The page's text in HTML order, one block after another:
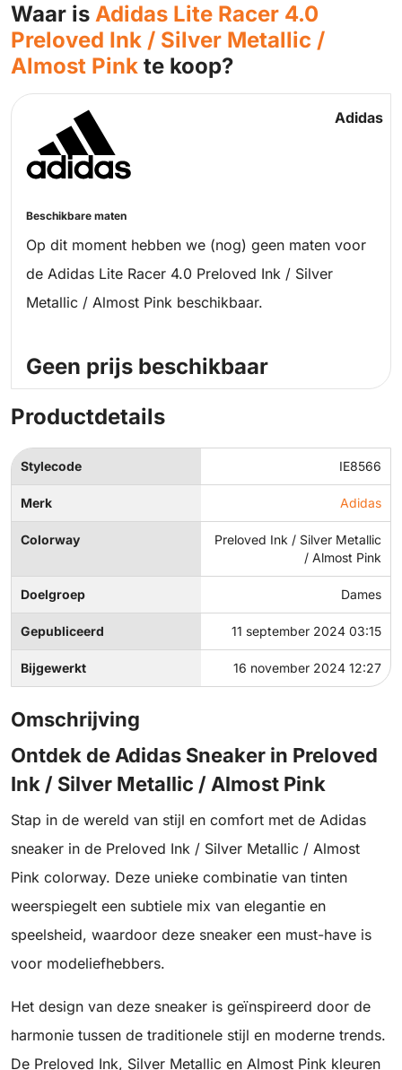
Waar is Adidas Lite Racer 4.0
Preloved Ink / Silver Metallic /
Almost Pink te koop?
Adidas
Beschikbare maten
Op dit moment hebben we (nog) geen maten voor
de Adidas Lite Racer 4.0 Preloved Ink / Silver
Metallic / Almost Pink beschikbaar.
Geen prijs beschikbaar
Productdetails
Stylecode IE8566
Merk Adidas
Colorway
Preloved Ink / Silver Metallic
/ Almost Pink
Doelgroep Dames
Gepubliceerd 11 september 2024 03:15
Bijgewerkt 16 november 2024 12:27
Omschrijving
Ontdek de Adidas Sneaker in Preloved
Ink / Silver Metallic / Almost Pink
Stap in de wereld van stijl en comfort met de Adidas
sneaker in de Preloved Ink / Silver Metallic / Almost
Pink colorway. Deze unieke combinatie van tinten
weerspiegelt een subtiele mix van elegantie en
speelsheid, waardoor deze sneaker een must-have is
voor modeliefhebbers.
Het design van deze sneaker is geïnspireerd door de
harmonie tussen de traditionele stijl en moderne trends.
De Preloved Ink, Silver Metallic en Almost Pink kleuren